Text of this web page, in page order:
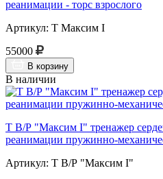
реанимации - торс взрослого
Артикул: Т Максим I
55000
В корзину
В наличии
Т В/Р "Максим I" тренажер
реанимации пружинно-
Артикул: Т В/Р "Максим I"